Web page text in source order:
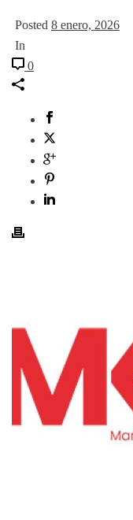
Posted 8 enero, 2026
In
0